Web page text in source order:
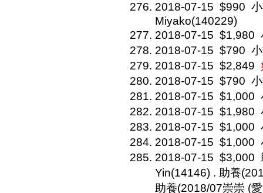
2018-07-15 $990
Miyako(140229)
2018-07-15 $1,980
2018-07-15 $790
2018-07-15 $2,849
2018-07-15 $790
2018-07-15 $1,000
2018-07-15 $1,980
2018-07-15 $1,000
2018-07-15 $1,000
2018-07-15 $3,000
Yin(14146) . 助養
助養(2018/07崇崇 (